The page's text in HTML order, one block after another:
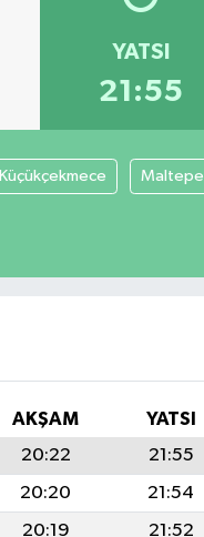
YATSI
21:55
Küçükçekmece Maltepe
AKŞAM
YATSI
20:22
21:55
20:20
21:54
20:19 21:52